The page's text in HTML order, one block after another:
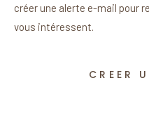
créer une alerte e-mail pour
vous intéressent.
CREER